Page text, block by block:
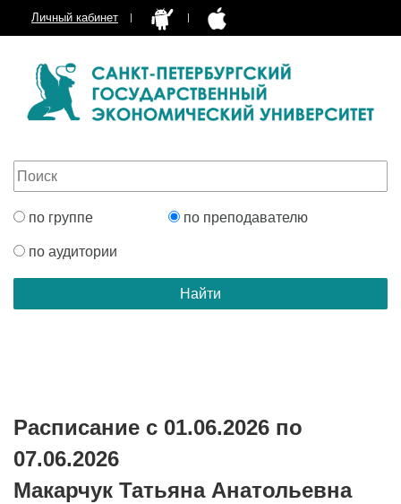
Личный кабинет
по группе по преподавателю
по аудитории
Расписание с 01.06.2026 по
07.06.2026
Макарчук Татьяна Анатольевна